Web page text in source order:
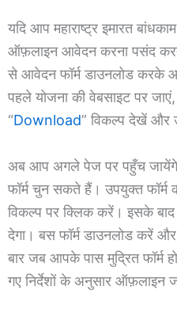
यदि आप महाराष्ट्र इमारत
ऑफ़लाइन आवेदन करना पसंद
से आवेदन फॉर्म डाउनलोड करके
पहले योजना की वेबसाइट पर
“Download” विकल्प देखें और
अब आप अगले पेज पर पहुँच
फॉर्म चुन सकते हैं। उपयुक्त
विकल्प पर क्लिक करें। इसके बाद
देगा। बस फॉर्म डाउनलोड करें
बार जब आपके पास मुद्रित
गए निर्देशों के अनुसार